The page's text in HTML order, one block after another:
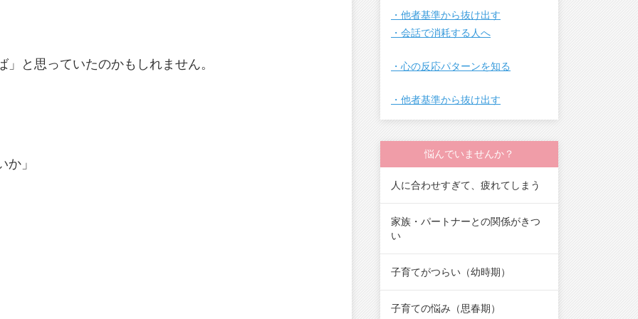
と思っていたのかもしれません。
」
・他者基準から抜け出す
・会話で消耗する人へ
・心の反応パターンを知る
・他者基準から抜け出す
悩んでいませんか？
人に合わせすぎて、疲れてしまう
家族・パートナーとの関係がきつ
い
子育てがつらい（幼時期）
子育ての悩み（思春期）